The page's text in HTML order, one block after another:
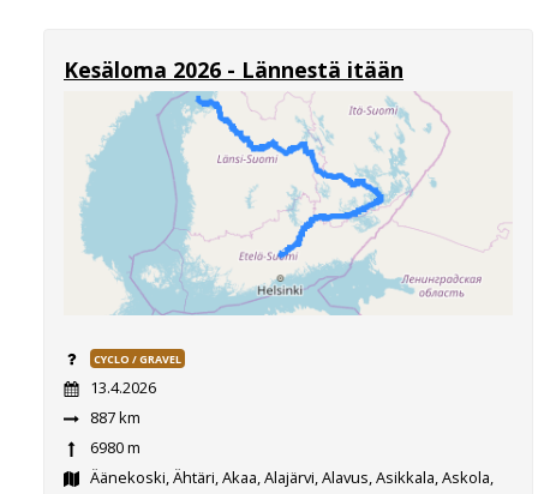
Kesäloma 2026 - Lännestä itään
CYCLO / GRAVEL
13.4.2026
887 km
6980 m
Äänekoski, Ähtäri, Akaa, Alajärvi, Alavus, Asikkala, Askola,